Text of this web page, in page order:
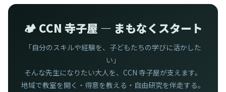
🏕️ CCN 寺子屋 — まもなくスタート
「自分のスキルや経験を、子どもたちの学びに活かした
い」
そんな先生になりたい大人を、CCN 寺子屋が支えます。
地域で教室を開く・得意を教える・自由研究を伴走する。